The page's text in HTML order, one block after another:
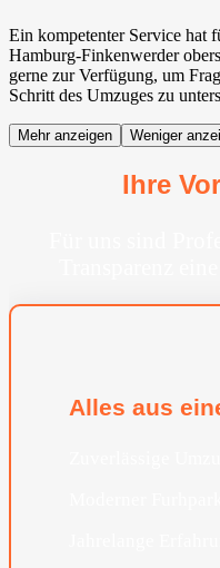
Ein kompetenter Service hat
Hamburg-Finkenwerder
gerne zur Verfügung, um
Schritt des Umzuges zu
Mehr anzeigen Weniger
Ihre
Alles aus